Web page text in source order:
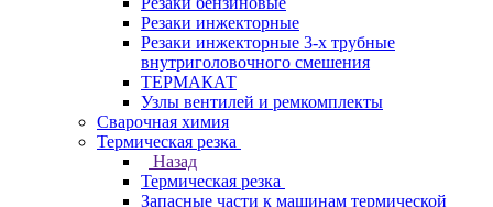
Резаки инжекторные
Резаки инжекторные 3-х трубные
внутриголовочного смешения
ТЕРМАКАТ
Узлы вентилей и ремкомплекты
Сварочная химия
Термическая резка
Назад
Термическая резка
Запасные части к машинам термической